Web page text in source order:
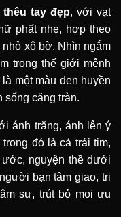
thêu tay đẹp, với vạt
phất nhẹ, hợp theo
xô bờ. Nhìn ngắm
trong thế giới mênh
một màu đen huyền
sống căng tràn.
ánh trăng, ánh lên ý
đó là cả trái tim,
nguyện thề dưới
bạn tâm giao, tri
sư, trút bỏ mọi ưu